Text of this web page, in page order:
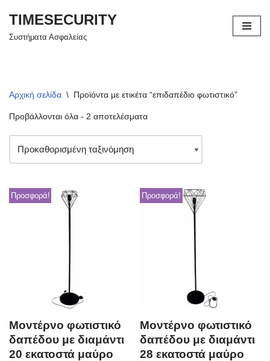
Μεταπηδήστε
TIMESECURITY
Συστήματα Ασφαλείας
Αρχική σελίδα \ Προϊόντα με ετικέτα “επιδαπέδιο φωτιστικό”
Προβάλλονται όλα - 2 αποτελέσματα
Προσφορά!
Μοντέρνο φωτιστικό
δαπέδου με διαμάντι
20 εκατοστά μαύρο
Προσφορά!
Μοντέρνο φωτιστικό
δαπέδου με διαμάντι
28 εκατοστά μαύρο